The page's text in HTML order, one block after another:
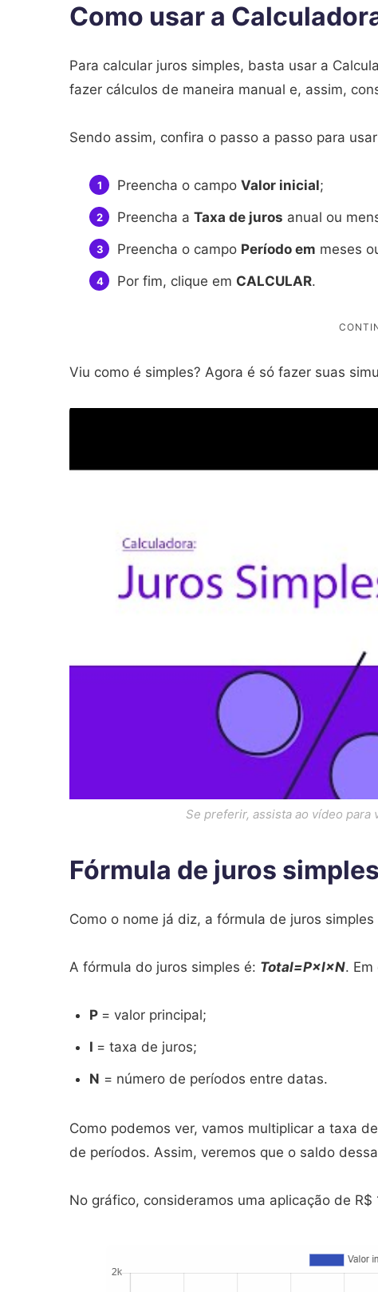
Como usar a
Para calcular juros simples, basta usar a
fazer cálculos de maneira manual e, assim,
Sendo assim, confira o passo a passo para
Preencha o campo Valor inicial;
Preencha a Taxa de juros anual ou
Preencha o campo Período em meses
Por fim, clique em CALCULAR.
Viu como é simples? Agora é só fazer suas
Se preferir, assista ao vídeo
Fórmula de juros simples
Como o nome já diz, a fórmula de juros
A fórmula do juros simples é: Total=P×I×N.
P = valor principal;
I = taxa de juros;
N = número de períodos entre datas.
Como podemos ver, vamos multiplicar a taxa
de períodos. Assim, veremos que o saldo
No gráfico, consideramos uma aplicação de